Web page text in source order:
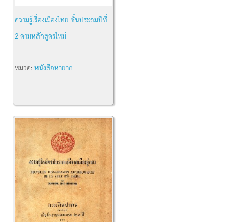
ความรู้เรื่องเมืองไทย ชั้นประถมปีที่
2 ตามหลักสูตรใหม่
หมวด:หนังสือหายาก